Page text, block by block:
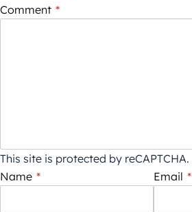
Comment *
This site is protected by reCAPTCHA.
Name * Email *